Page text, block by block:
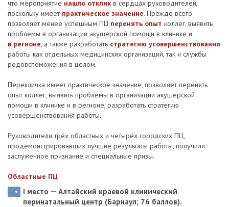
что мероприятие нашло отклик в сердцах руководителей,
поскольку имеет практическое значение. Прежде всего
позволяет менее успешным ПЦ перенять опыт коллег, выявить
проблемы в организации акушерской помощи в клинике и
в регионе, а также разработать стратегию усовершенствования
работы как отдельных медицинских организаций, так и службы
родовспоможения в целом.
Перекличка имеет практическое значение, позволяет перенять
опыт коллег, выявить проблемы в организации акушерской
помощи в клинике и в регионе, разработать стратегию
усовершенствования работы.
Руководители трёх областных и четырёх городских ПЦ,
продемонстрировавших лучшие результаты работы, получили
заслуженное признание и специальные призы.
Областные ПЦ
I место — Алтайский краевой клинический
перинатальный центр (Барнаул; 76 баллов).